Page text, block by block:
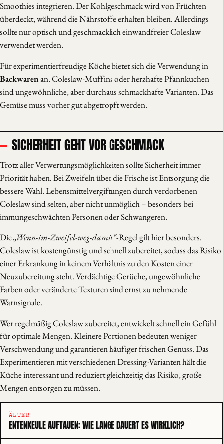
Smoothies integrieren. Der Kohlgeschmack wird von Früchten
überdeckt, während die Nährstoffe erhalten bleiben. Allerdings
sollte nur optisch und geschmacklich einwandfreier Coleslaw
verwendet werden.
Für experimentierfreudige Köche bietet sich die Verwendung in
Backwarenan. Coleslaw-Muffins oder herzhafte Pfannkuchen
sind ungewöhnliche, aber durchaus schmackhafte Varianten. Das
Gemüse muss vorher gut abgetropft werden.
SICHERHEIT GEHT VOR GESCHMACK
Trotz aller Verwertungsmöglichkeiten sollte Sicherheit immer
Priorität haben. Bei Zweifeln über die Frische ist Entsorgung die
bessere Wahl. Lebensmittelvergiftungen durch verdorbenen
Coleslaw sind selten, aber nicht unmöglich – besonders bei
immungeschwächten Personen oder Schwangeren.
Die„Wenn-im-Zweifel-weg-damit“-Regel gilt hier besonders.
Coleslaw ist kostengünstig und schnell zubereitet, sodass das Risiko
einer Erkrankung in keinem Verhältnis zu den Kosten einer
Neuzubereitung steht. Verdächtige Gerüche, ungewöhnliche
Farben oder veränderte Texturen sind ernst zu nehmende
Warnsignale.
Wer regelmäßig Coleslaw zubereitet, entwickelt schnell ein Gefühl
für optimale Mengen. Kleinere Portionen bedeuten weniger
Verschwendung und garantieren häufiger frischen Genuss. Das
Experimentieren mit verschiedenen Dressing-Varianten hält die
Küche interessant und reduziert gleichzeitig das Risiko, große
Mengen entsorgen zu müssen.
ÄLTER
ENTENKEULE AUFTAUEN: WIE LANGE DAUERT ES WIRKLICH?